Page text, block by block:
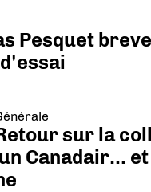
Pesquet
sur la
Canadair… et